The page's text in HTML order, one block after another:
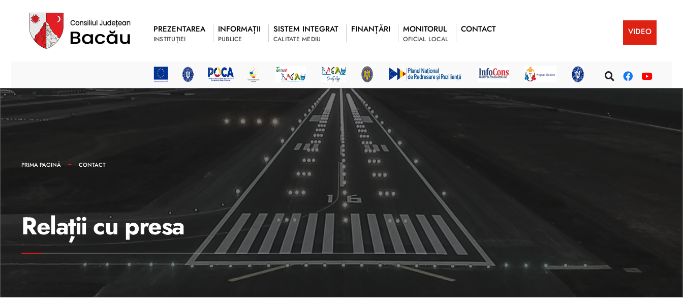
PREZENTAREA
INSTITUȚIEI
INFORMAȚII
PUBLICE
SISTEM INTEGRAT
CALITATE MEDIU
FINANȚĂRI MONITORUL
OFICIAL LOCAL
CONTACT VIDEO
PRIMA PAGINĂ CONTACT
Relații cu presa